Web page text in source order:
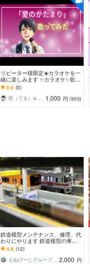
リピーター様限定☀️カラオケを一
緒に楽しみます ✨カラオケ✨歌・
楽器練習✨音楽好き✨ストレス発
散✨スキマ時間
5.0 (5)
照（てる）☀️癒やし系ボイス
1,000 円 /30分
鉄道模型メンテナンス、修理、代
わりにやります 鉄道模型の車両
のメンテナンス、修理を致しま
す。
4.8 (12)
えぬげーじグループ第2営業支部 2,000 円